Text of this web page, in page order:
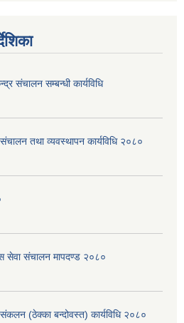
संचालन सम्बन्धी कार्यविधि
तथा व्यवस्थापन कार्यविधि २०८०
सेवा संचालन मापदण्ड २०८०
(ठेक्का बन्दोवस्त) कार्यविधि २०८०